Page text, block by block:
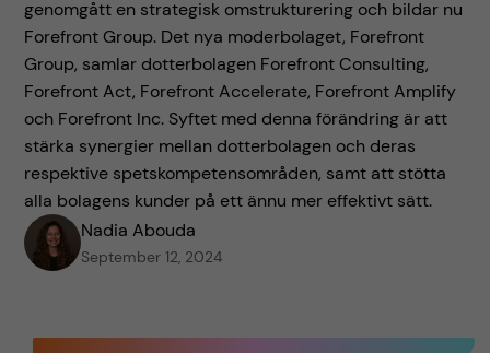
genomgått en strategisk omstrukturering och bildar nu
Forefront Group. Det nya moderbolaget, Forefront
Group, samlar dotterbolagen Forefront Consulting,
Forefront Act, Forefront Accelerate, Forefront Amplify
och Forefront Inc. Syftet med denna förändring är att
stärka synergier mellan dotterbolagen och deras
respektive spetskompetensområden, samt att stötta
alla bolagens kunder på ett ännu mer effektivt sätt.
Nadia Abouda
September 12, 2024